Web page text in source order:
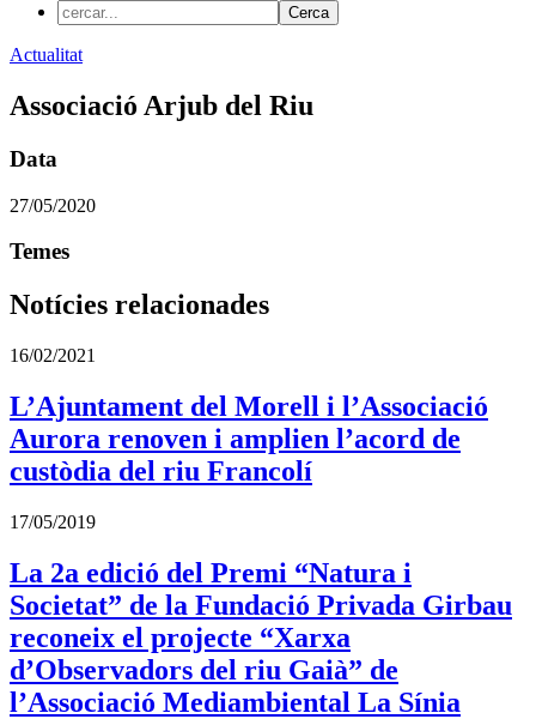
Actualitat
Associació Arjub del Riu
Data
27/05/2020
Temes
Notícies relacionades
16/02/2021
L’Ajuntament del Morell i l’Associació
Aurora renoven i amplien l’acord de
custòdia del riu Francolí
17/05/2019
La 2a edició del Premi “Natura i
Societat” de la Fundació Privada Girbau
reconeix el projecte “Xarxa
d’Observadors del riu Gaià” de
l’Associació Mediambiental La Sínia